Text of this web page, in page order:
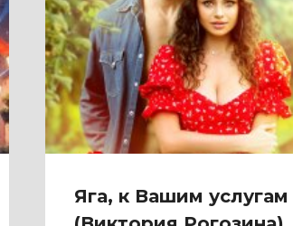
Яга, к Вашим услугам